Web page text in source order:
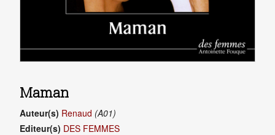
Maman
Auteur(s) Renaud (A01)
Editeur(s) DES FEMMES